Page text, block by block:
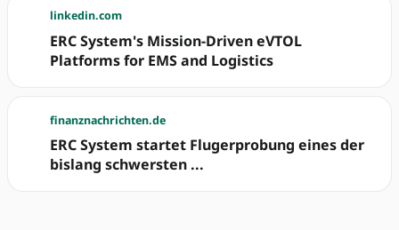
linkedin.com
ERC System's Mission-Driven eVTOL
Platforms for EMS and Logistics
finanznachrichten.de
ERC System startet Flugerprobung eines der
bislang schwersten ...